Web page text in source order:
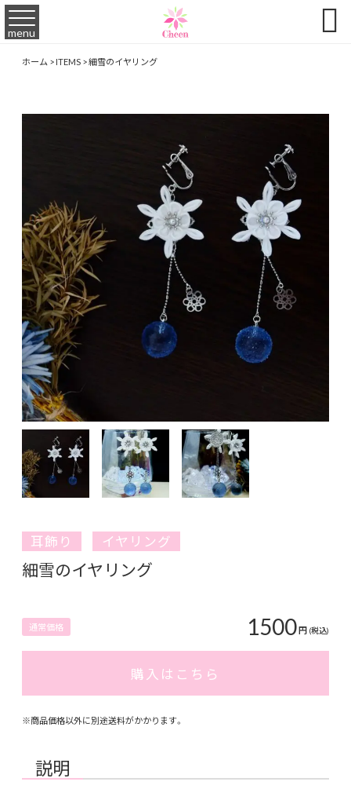
menu 
ホーム>ITEMS>細雪のイヤリング
耳飾り イヤリング
細雪のイヤリング
通常価格 1500円 (税込)
購入はこちら
※商品価格以外に別途送料がかかります。
説明